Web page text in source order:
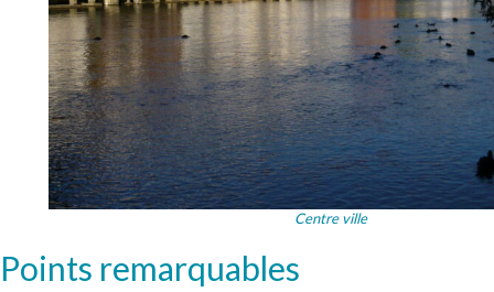
Centre ville
Points remarquables